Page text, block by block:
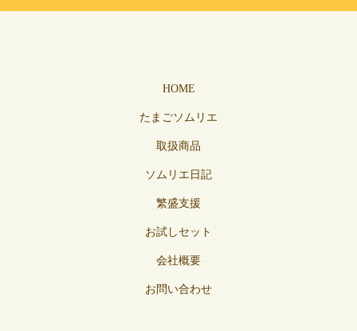
HOME
たまごソムリエ
取扱商品
ソムリエ日記
繁盛支援
お試しセット
会社概要
お問い合わせ